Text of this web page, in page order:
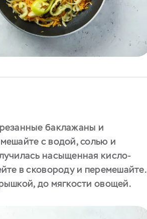
баклажаны и
с водой, солью и
насыщенная кисло-
в сковороду и перемешайте.
до мягкости овощей.